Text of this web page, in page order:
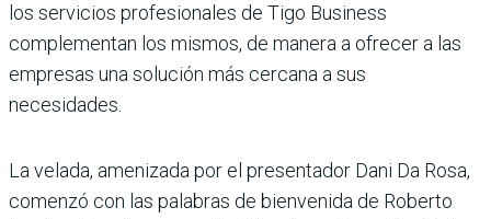
los servicios profesionales de Tigo Business
complementan los mismos, de manera a ofrecer a las
empresas una solución más cercana a sus
necesidades.
La velada, amenizada por el presentador Dani Da Rosa,
comenzó con las palabras de bienvenida de Roberto